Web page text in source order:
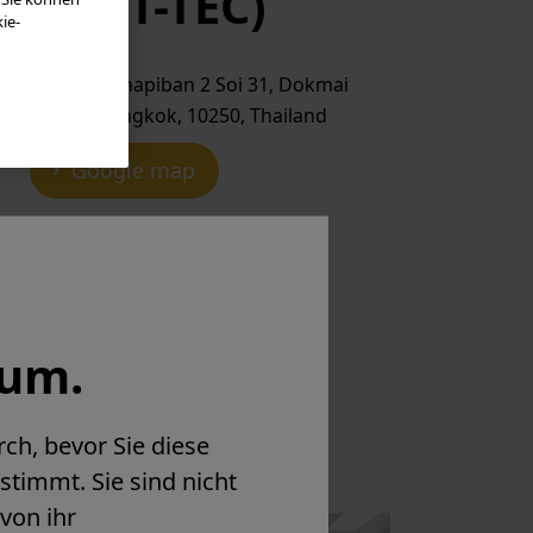
27 Soi Sukhapiban 2 Soi 31, Dokmai
Pravet, Bangkok, 10250, Thailand
Google map
bevor Sie diese
Sie sind nicht
ihr